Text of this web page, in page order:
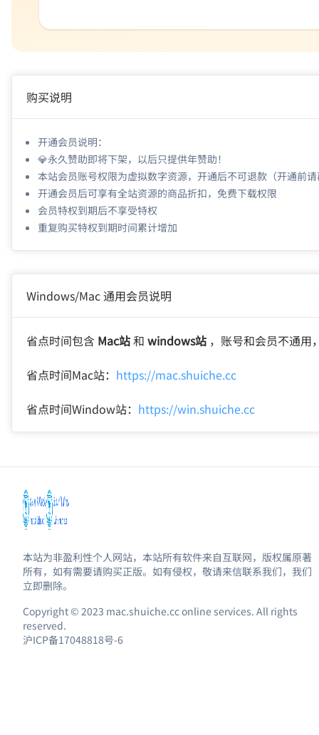
购买说明
开通会员说明：
💎永久赞助即将下架，以后只提供年赞助！
本站会员账号权限为虚拟数字资源，开通后不可退款（开通前
开通会员后可享有全站资源的商品折扣，免费下载权限
会员特权到期后不享受特权
重复购买特权到期时间累计增加
Windows/Mac 通用会员说明
省点时间包含 Mac站和 windows站 ，账号和会员不通
省点时间Mac站： https://mac.shuiche.cc
省点时间Window站： https://win.shuiche.cc
本站为非盈利性个人网站，本站所有软件来自互联网，版权属原著
所有，如有需要请购买正版。如有侵权，敬请来信联系我们，我们
立即删除。
Copyright © 2023 mac.shuiche.cc online services. All rights
reserved.
沪ICP备17048818号-6